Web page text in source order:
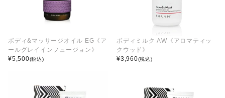
ボディ&マッサージオイル EG《ア
ールグレイインフュージョン》
¥5,500(税込)
ボディミルク AW《アロマティッ
クウッド》
¥3,960(税込)